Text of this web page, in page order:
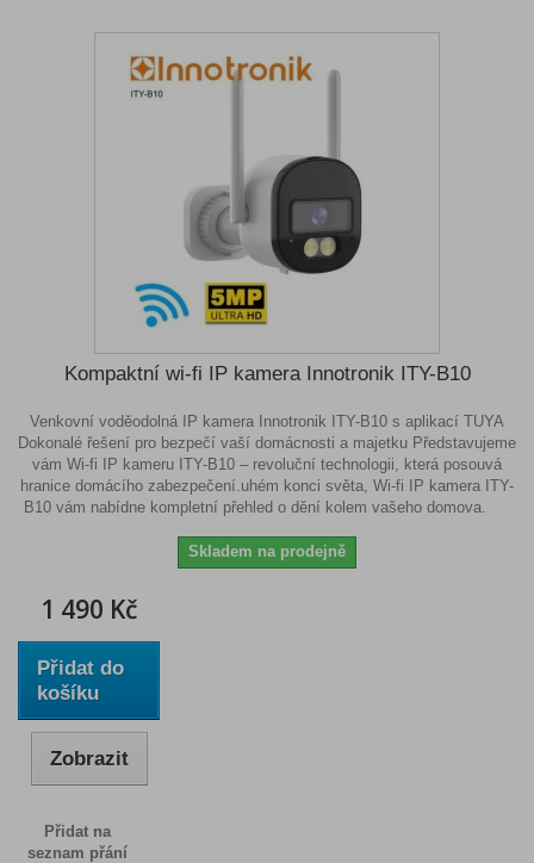
Kompaktní wi-fi IP kamera Innotronik ITY-B10
Venkovní voděodolná IP kamera Innotronik ITY-B10 s aplikací TUYA
Dokonalé řešení pro bezpečí vaší domácnosti a majetku Představujeme
vám Wi-fi IP kameru ITY-B10 – revoluční technologii, která posouvá
hranice domácího zabezpečení.uhém konci světa, Wi-fi IP kamera ITY-
B10 vám nabídne kompletní přehled o dění kolem vašeho domova.
Skladem na prodejně
1 490 Kč
Přidat do
košíku
Zobrazit
Přidat na
seznam přání